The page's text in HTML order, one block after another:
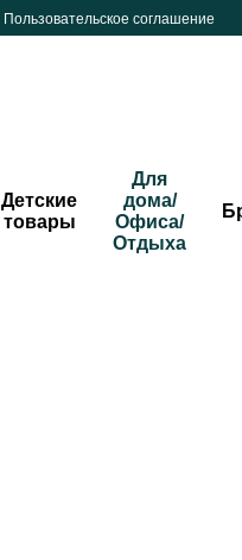
Пользовательское соглашение
Детские
товары
Для
дома/
Офиса/
Отдыха